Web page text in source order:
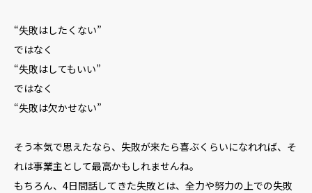
“失敗はしたくない”
ではなく
“失敗はしてもいい”
ではなく
“失敗は欠かせない”
そう本気で思えたなら、失敗が来たら喜ぶくらいになれれば、そ
れは事業主として最高かもしれませんね。
もちろん、4日間話してきた失敗とは、全力や努力の上での失敗